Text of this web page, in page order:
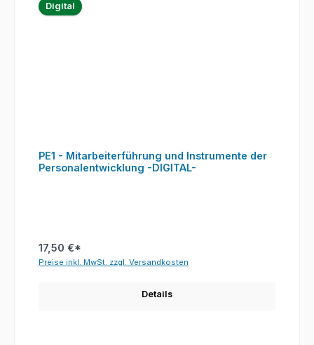
Digital
PE1 - Mitarbeiterführung und Instrumente der
Personalentwicklung -DIGITAL-
17,50 €*
Preise inkl. MwSt. zzgl. Versandkosten
Details